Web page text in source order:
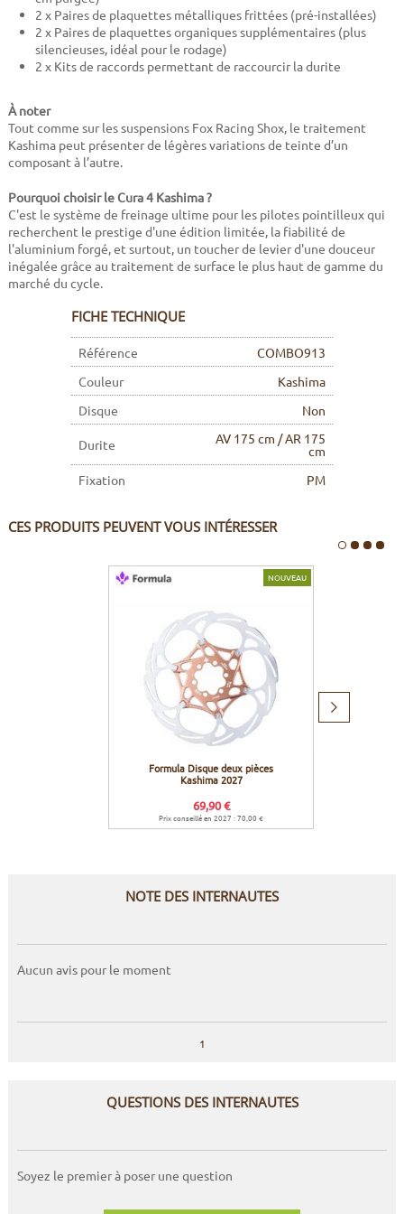
2 x Paires de plaquettes métalliques frittées (pré-installées)
2 x Paires de plaquettes organiques supplémentaires (plus
silencieuses, idéal pour le rodage)
2 x Kits de raccords permettant de raccourcir la durite
À noter
Tout comme sur les suspensions Fox Racing Shox, le traitement
Kashima peut présenter de légères variations de teinte d’un
composant à l’autre.
Pourquoi choisir le Cura 4 Kashima ?
C'est le système de freinage ultime pour les pilotes pointilleux qui
recherchent le prestige d'une édition limitée, la fiabilité de
l'aluminium forgé, et surtout, un toucher de levier d'une douceur
inégalée grâce au traitement de surface le plus haut de gamme du
marché du cycle.
FICHE TECHNIQUE
Référence
COMBO913
Couleur
Kashima
Disque
Non
Durite AV 175 cm / AR 175
cm
Fixation
PM
CES PRODUITS PEUVENT VOUS INTÉRESSER
NOUVEAU
Formula Disque deux pièces
Kashima 2027
69,90 €
Prix conseillé en 2027 : 70,00 €
Produit
NOTE DES INTERNAUTES
Aucun avis pour le moment
1
QUESTIONS DES INTERNAUTES
Soyez le premier à poser une question